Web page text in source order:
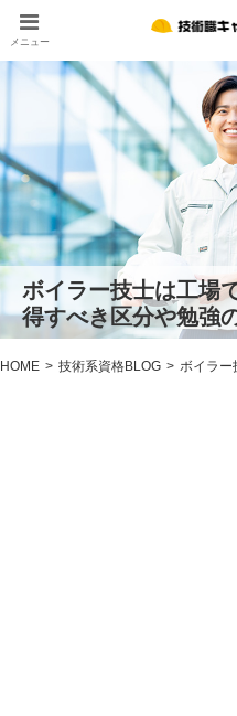
ボイラー技士は工場
得すべき区分や勉強
HOME 技術系資格BLOG ボイラー